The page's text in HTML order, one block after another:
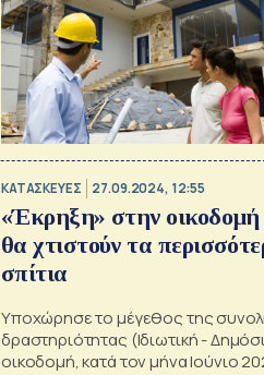
ΚΑΤΑΣΚΕΥΕΣ 27.09.2024, 12:55
«Έκρηξη» στην
θα χτιστούν τα
σπίτια
Yποχώρησε το μέγεθος της
δραστηριότητας (Ιδιωτική -
οικοδομή, κατά τον μήνα Ιούνιο